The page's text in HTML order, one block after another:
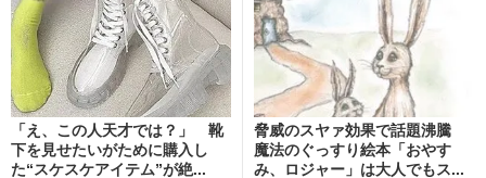
「え、この人天才では？」 靴
下を見せたいがために購入し
た“スケスケアイテム”が絶...
脅威のスヤァ効果で話題沸騰
魔法のぐっすり絵本「おやす
み、ロジャー」は大人でもス...